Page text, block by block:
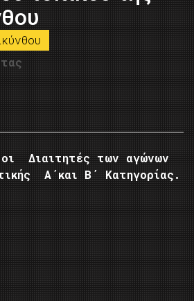
Διαιτητές των αγώνων
Α΄και Β΄ Κατηγορίας.